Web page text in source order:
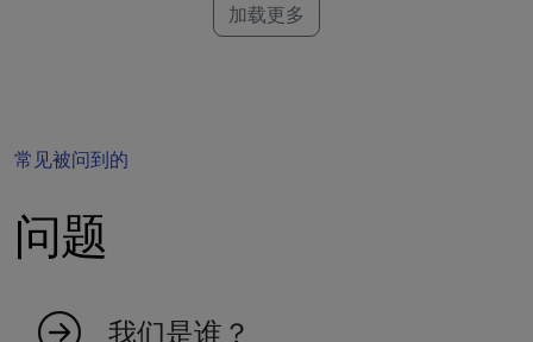
加载更多
常见被问到的
问题
我们是谁？